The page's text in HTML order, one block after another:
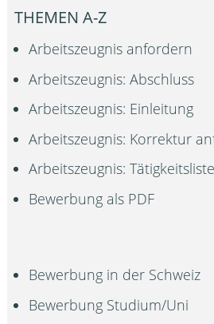
THEMEN A-Z
Arbeitszeugnis anfordern
Arbeitszeugnis: Abschluss
Arbeitszeugnis: Einleitung
Arbeitszeugnis: Korrektur
Arbeitszeugnis: Tätigkeitsliste
Bewerbung als PDF
Bewerbung in der Schweiz
Bewerbung Studium/Uni